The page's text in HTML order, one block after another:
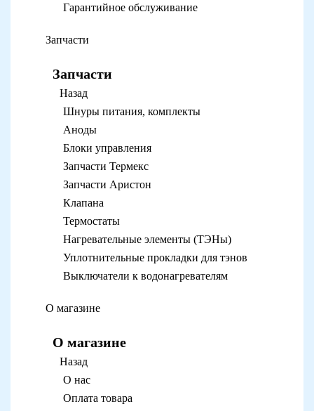
Гарантийное обслуживание
Запчасти
Запчасти
Назад
Шнуры питания, комплекты
Аноды
Блоки управления
Запчасти Термекс
Запчасти Аристон
Клапана
Термостаты
Нагревательные элементы (ТЭНы)
Уплотнительные прокладки для тэнов
Выключатели к водонагревателям
О магазине
О магазине
Назад
О нас
Оплата товара